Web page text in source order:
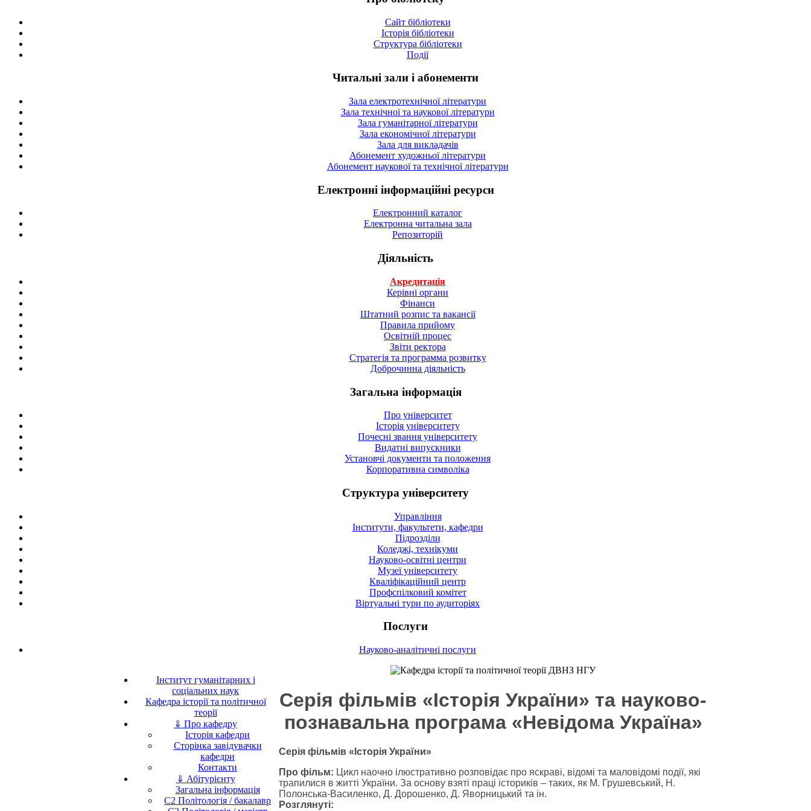
Сайт бібліотеки
Історія бібліотеки
Структура бібліотеки
Події
Читальні зали і абонементи
Зала електротехнічної літератури
Зала технічної та наукової літератури
Зала гуманітарної літератури
Зала економічної літератури
Зала для викладачів
Абонемент художньої літератури
Абонемент наукової та технічної літератури
Електронні інформаційні ресурси
Електронний каталог
Електронна читальна зала
Репозиторій
Діяльність
Акредитація
Керівні органи
Фінанси
Штатний розпис та вакансії
Правила прийому
Освітній процес
Звіти ректора
Стратегія та программа розвитку
Доброчинна діяльність
Загальна інформація
Про університет
Історія університету
Почесні звання університету
Видатні випускники
Установчі документи та положення
Корпоративна символiка
Структура університету
Управління
Інститути, факультети, кафедри
Підрозділи
Коледжі, технікуми
Науково-освітні центри
Музеї університету
Кваліфікаційний центр
Профспілковий комітет
Віртуальні тури по аудиторіях
Послуги
Науково-аналітичні послуги
Інститут гуманітарних і
соціальних наук
Кафедра історії та політичної
теорії
⇓ Про кафедру
Історія кафедри
Сторінка завідувачки
кафедри
Контакти
⇓ Абітурієнту
Загальна інформація
C2 Політологія / бакалавр
Серія фільмів «Історія України» та науково-
познавальна програма «Невідома Україна»
Серія фільмів «Історія України»
Про фільм: Цикл наочно ілюстративно розповідає про яскраві, відомі та маловідомі події, які
трапилися в житті України. За основу взяті праці істориків – таких, як М. Грушевський, Н.
Полонська-Василенко, Д. Дорошенко, Д. Яворницький та ін.
Розглянуті: